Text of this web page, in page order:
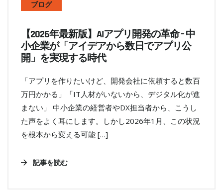
ブログ
【2026年最新版】AIアプリ開発の革命 – 中
小企業が「アイデアから数日でアプリ公
開」を実現する時代
「アプリを作りたいけど、開発会社に依頼すると数百
万円かかる」「IT人材がいないから、デジタル化が進
まない」 中小企業の経営者やDX担当者から、こうし
た声をよく耳にします。しかし2026年1月、この状況
を根本から変える可能 […]
記事を読む